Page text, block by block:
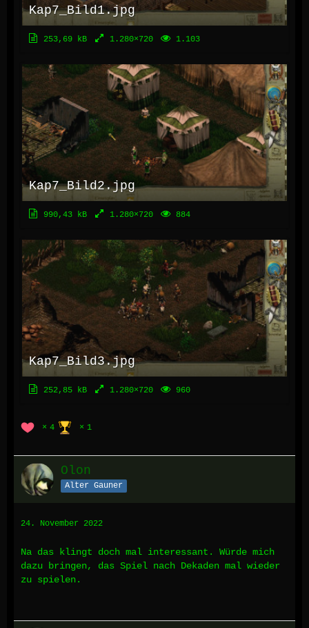
Kap7_Bild1.jpg
253,69 kB 1.280×720 1.103
Kap7_Bild2.jpg
990,43 kB 1.280×720 884
Kap7_Bild3.jpg
252,85 kB 1.280×720 960
4 1
Olon
Alter Gauner
24. November 2022
Na das klingt doch mal interessant. Würde mich
dazu bringen, das Spiel nach Dekaden mal wieder
zu spielen.